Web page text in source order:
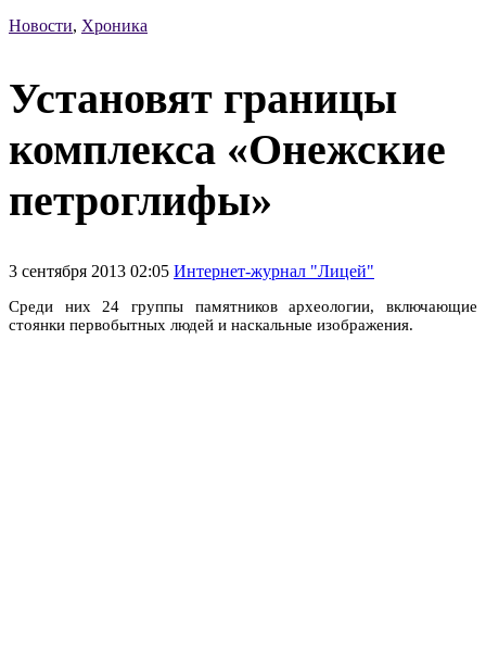
Новости, Хроника
Установят границы
комплекса «Онежские
петроглифы»
3 сентября 2013 02:05 Интернет-журнал "Лицей"
Среди них 24 группы памятников археологии, включающие
стоянки первобытных людей и наскальные изображения.